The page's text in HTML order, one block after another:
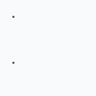
.
.